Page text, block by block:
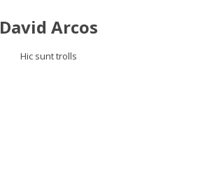
David Arcos
Hic sunt trolls